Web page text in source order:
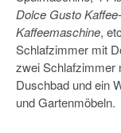
Dolce Gusto
Kaffeemaschine,
Schlafzimmer mit
zwei Schlafzimmer
Duschbad und ein
und Gartenmöbeln.